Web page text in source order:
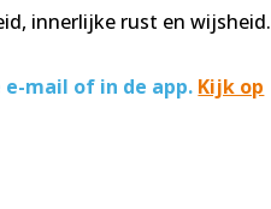
innerlijke rust en wijsheid.
mail of in de app. Kijk op